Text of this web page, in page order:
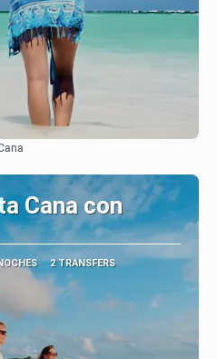
Ver
Cana con
2 TRANSFERS